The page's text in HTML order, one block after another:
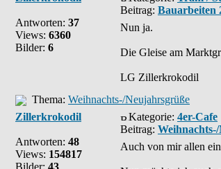
Antworten: 37
Views: 6360
Bilder: 6
Beitrag: Bauarbeiten
Nun ja.
Die Gleise am
LG Zillerkrokodil
Thema: Weihnachts-/Neujahrsgrüße
Zillerkrokodil
Antworten: 48
Views: 154817
Bilder: 43
Kategorie: 4er-Cafe
Beitrag:
Auch von mir allen